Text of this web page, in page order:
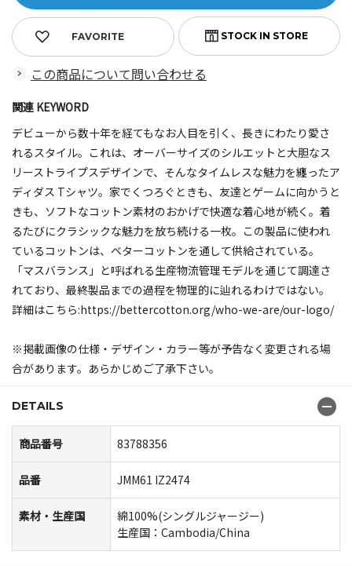
FAVORITE
この商品について問い合わせる
関連 KEYWORD
デビューから数十年を経てもなお人目を引く、長きにわたり愛さ
れるスタイル。これは、オーバーサイズのシルエットと大胆なス
リーストライプスデザインで、そんなタイムレスな魅力を纏ったア
ディダス Tシャツ。家でくつろぐときも、友達とゲームに向かうと
きも、ソフトなコットン素材のおかげで快適な着心地が続く。着
るたびにクラシックな魅力を放ち続ける一枚。この製品に使われ
ているコットンは、ベターコットンを通して供給されている。
「マスバランス」と呼ばれる生産物流管理モデルを通じて調達さ
れており、最終製品までの過程を物理的に辿れるわけではない。
詳細はこちら:https://bettercotton.org/who-we-are/our-logo/
※掲載画像の仕様・デザイン・カラー等が予告なく変更される場
合があります。あらかじめご了承下さい。
DETAILS
商品番号 83788356
品番 JMM61 IZ2474
素材・生産国
綿100%(シングルジャージー)
生産国：Cambodia/China